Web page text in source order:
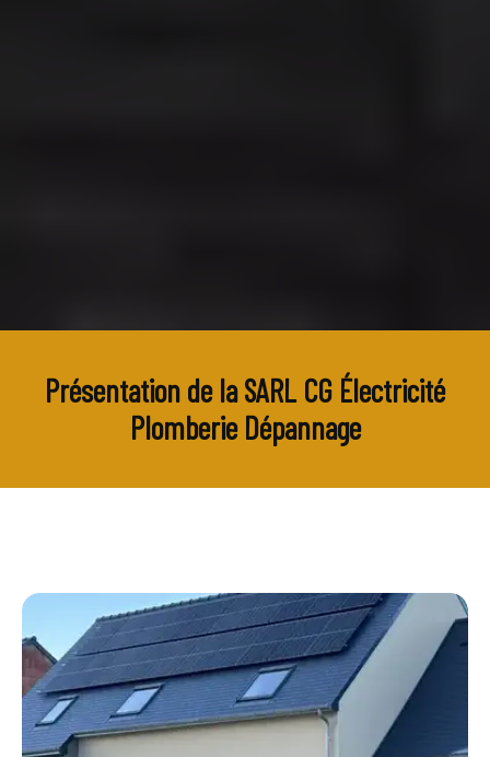
Présentation de la SARL CG Électricité
Plomberie Dépannage